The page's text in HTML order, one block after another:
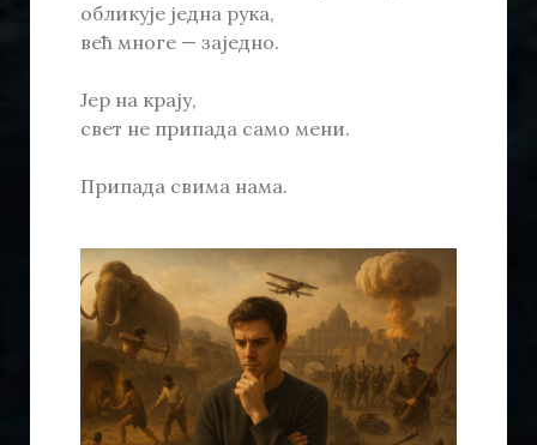
обликује једна рука,
већ многе — заједно.
Јер на крају,
свет не припада само мени.
Припада свима нама.